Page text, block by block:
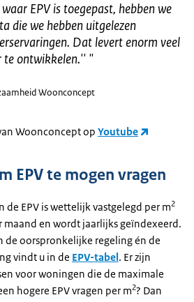
EPV is toegepast, hebben we
die we hebben uitgelezen
Dat levert enorm veel
te ontwikkelen.'' "
Woonconcept
Woonconcept op Youtube
EPV te mogen vragen
de EPV is wettelijk vastgelegd per m2
en wordt jaarlijks geïndexeerd.
de oorspronkelijke regeling én de
vindt u in de EPV-tabel . Er zijn
voor woningen die de maximale
hogere EPV vragen per m2? Dan